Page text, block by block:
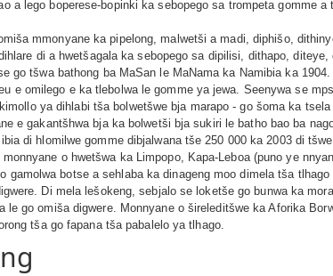
a lego boperese-bopinki ka sebopego sa trompeta gomme
mmonyane ka pipelong, malwetši a madi, diphišo,
di a hwetšagala ka sebopego sa dipilisi, dithapo,
go tšwa bathong ba MaSan le MaNama ka Namibia ka
e omilego e ka tlebolwa le gomme ya jewa. Seenywa se
ya dihlabi tša bolwetšwe bja marapo - go šoma ka
e gakantšhwa bja ka bolwetši bja sukiri le batho bao ba
di hlomilwe gomme dibjalwana tše 250 000 ka 2003 di
o hwetšwa ka Limpopo, Kapa-Leboa (puno ye
gamolwa botse a sehlaba ka dinageng moo dimela tša
Di mela lešokeng, sebjalo se loketše go bunwa ka
go omiša digwere. Monnyane o šireleditšwe ka Aforika
tša go fapana tša pabalelo ya tlhago.